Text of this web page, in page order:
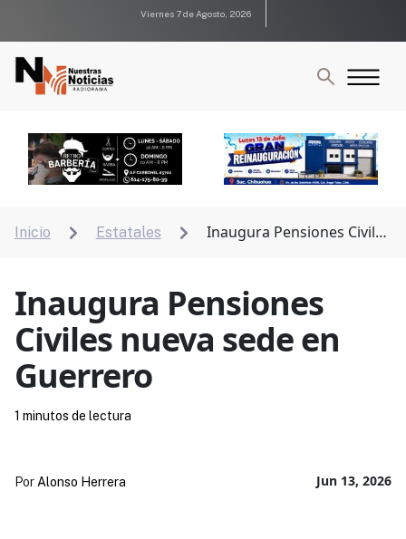
Viernes 7 de Agosto, 2026
Inicio  Estatales 
Inaugura Pensiones Civiles
Inaugura Pensiones
Civiles nueva sede en
Guerrero
Jun 13, 2026
Por Alonso Herrera
1 minutos de lectura